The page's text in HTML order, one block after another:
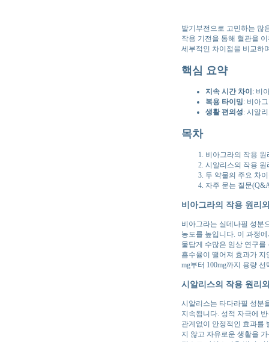
발기부전으로 고민하는 많
작용 기전을 통해 혈관을
세부적인 차이점을 비교하
핵심 요약
지속 시간 차이 : 비
복용 타이밍: 비아
생활 편의성: 시알
목차
비아그라의 작용 원
시알리스의 작용 원
두 약물의 주요 차
자주 묻는 질문
비아그라의 작용 원리
비아그라는 실데나필 성분
농도를 높입니다. 이 과정
물답게 수많은 임상 연구
흡수율이 떨어져 효과가
mg부터 100mg까지 용량
시알리스의 작용 원리
시알리스는 타다라필 성분
지속됩니다. 성적 자극에
관계없이 안정적인 효과를
지 않고 자유로운 생활을